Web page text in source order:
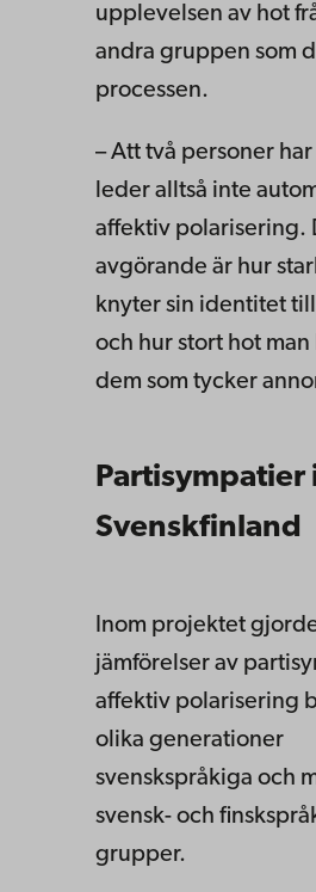
upplevelsen av hot
andra gruppen som
processen.
– Att två personer
leder alltså inte
affektiv polarisering.
avgörande är hur
knyter sin identitet
och hur stort hot man
dem som tycker
Partisympatier
Svenskfinland
Inom projektet
jämförelser av
affektiv polarisering
olika generationer
svenskspråkiga och
svensk- och
grupper.